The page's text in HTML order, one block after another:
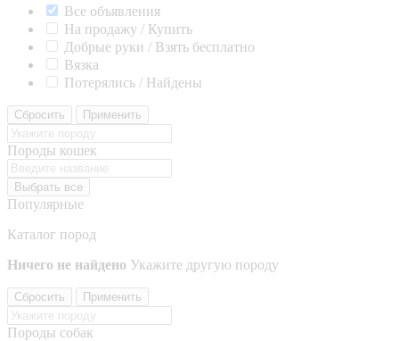
Все объявления
На продажу / Купить
Добрые руки / Взять бесплатно
Вязка
Потерялись / Найдены
Сбросить Применить
Породы кошек
Выбрать все
Популярные
Каталог пород
Ничего не найдено Укажите другую породу
Сбросить Применить
Породы собак